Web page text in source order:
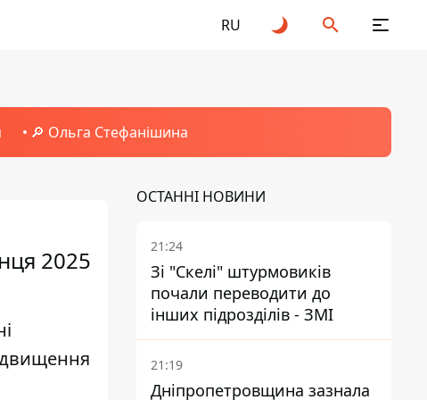
RU
🔎 Ольга Стефанішина
2025
ОСТАННІ НОВИНИ
21:24
Зі "Скелі" штурмовиків
почали переводити до
інших підрозділів - ЗМІ
21:19
Дніпропетровщина зазнала